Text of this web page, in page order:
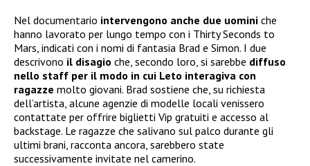
Nel documentario intervengono anche due uomini che
hanno lavorato per lungo tempo con i Thirty Seconds to
Mars, indicati con i nomi di fantasia Brad e Simon. I due
descrivono il disagio che, secondo loro, si sarebbe diffuso
nello staff per il modo in cui Leto interagiva con
ragazze molto giovani. Brad sostiene che, su richiesta
dell’artista, alcune agenzie di modelle locali venissero
contattate per offrire biglietti Vip gratuiti e accesso al
backstage. Le ragazze che salivano sul palco durante gli
ultimi brani, racconta ancora, sarebbero state
successivamente invitate nel camerino.